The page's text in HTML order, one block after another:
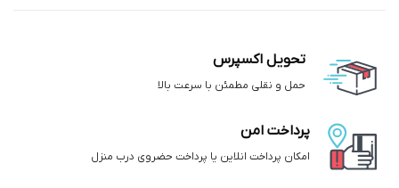
تحویل اکسپرس
حمل و نقلی مطمئن با سرعت بالا
پرداخت امن
امکان پرداخت انلاین یا پرداخت حضروی درب منزل